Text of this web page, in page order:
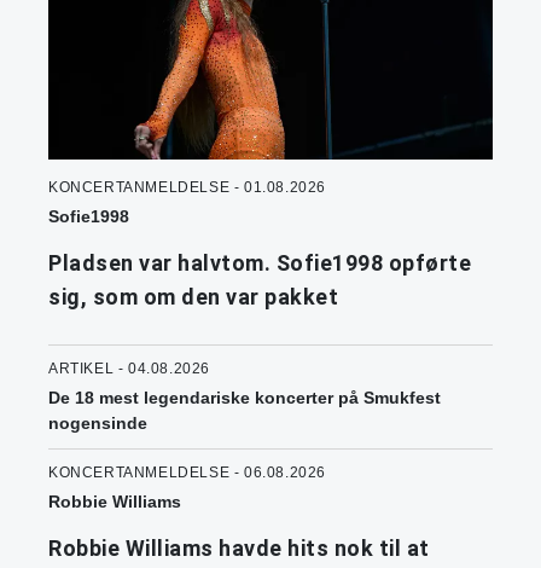
KONCERTANMELDELSE - 01.08.2026
Sofie1998
Pladsen var halvtom. Sofie1998 opførte
sig, som om den var pakket
ARTIKEL - 04.08.2026
De 18 mest legendariske koncerter på Smukfest
nogensinde
KONCERTANMELDELSE - 06.08.2026
Robbie Williams
Robbie Williams havde hits nok til at